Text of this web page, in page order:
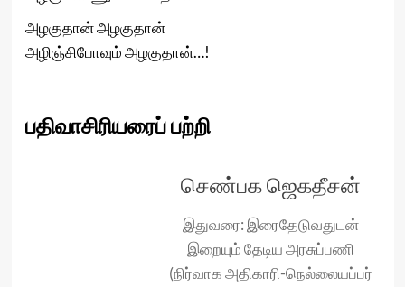
அழகுதான் அழகுதான்
அழிஞ்சிபோவும் அழகுதான்…!
பதிவாசிரியரைப் பற்றி
செண்பக ஜெகதீசன்
இதுவரை: இரைதேடுவதுடன்
இறையும் தேடிய அரசுப்பணி
(நிர்வாக அதிகாரி-நெல்லையப்பர்